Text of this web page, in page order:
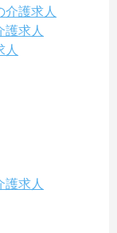
護求人
護求人
人
護求人